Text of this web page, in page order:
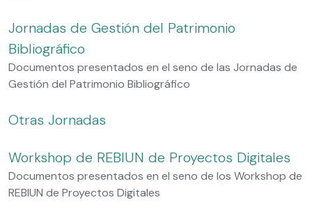
Jornadas de Gestión del Patrimonio
Bibliográfico
Documentos presentados en el seno de las Jornadas de
Gestión del Patrimonio Bibliográfico
Otras Jornadas
Workshop de REBIUN de Proyectos Digitales
Documentos presentados en el seno de los Workshop de
REBIUN de Proyectos Digitales